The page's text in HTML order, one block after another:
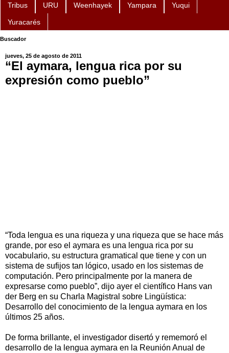
Tribus URU Weenhayek Yampara Yuqui
Yuracarés
Buscador
jueves, 25 de agosto de 2011
“El aymara, lengua rica por su
expresión como pueblo”
“Toda lengua es una riqueza y una riqueza que se hace más
grande, por eso el aymara es una lengua rica por su
vocabulario, su estructura gramatical que tiene y con un
sistema de sufijos tan lógico, usado en los sistemas de
computación. Pero principalmente por la manera de
expresarse como pueblo”, dijo ayer el científico Hans van
der Berg en su Charla Magistral sobre Lingüística:
Desarrollo del conocimiento de la lengua aymara en los
últimos 25 años.
De forma brillante, el investigador disertó y rememoró el
desarrollo de la lengua aymara en la Reunión Anual de